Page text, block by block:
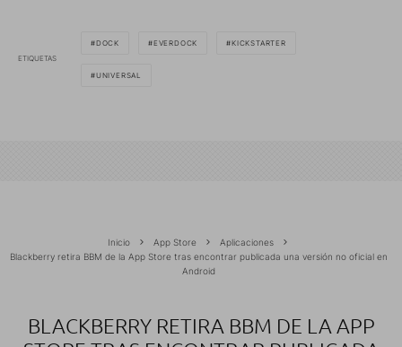
ETIQUETAS
DOCK EVERDOCK KICKSTARTER
UNIVERSAL
Inicio App Store
Aplicaciones
Blackberry retira BBM de la App Store tras encontrar publicada una versión no oficial en
Android
BLACKBERRY RETIRA BBM DE LA APP